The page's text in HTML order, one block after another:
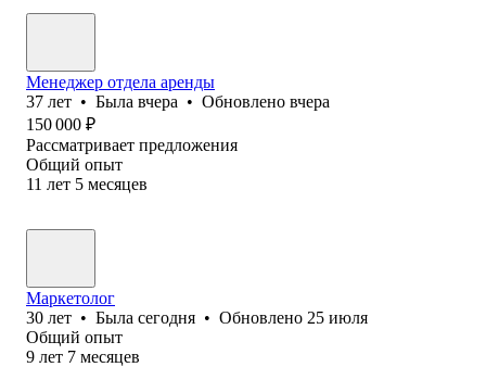
Менеджер отдела аренды
37 лет • Была вчера • Обновлено вчера
150 000 ₽
Рассматривает предложения
Общий опыт
11 лет 5 месяцев
Маркетолог
30 лет • Была сегодня • Обновлено 25 июля
Общий опыт
9 лет 7 месяцев